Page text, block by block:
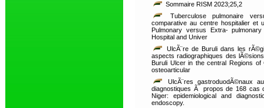
Sommaire RISM 2023;25,2
Tuberculose pulmonaire
comparative au centre hospitalier et
Pulmonary versus Extra-
Hospital and Univer
UlcÃ¨re de Buruli dans les
aspects radiographiques des
Buruli Ulcer in the central Regions
osteoarticular
UlcÃ¨res gastroduodÃ©naux
diagnostiques Ã propos de 168 cas
Niger: epidemiological and
endoscopy.